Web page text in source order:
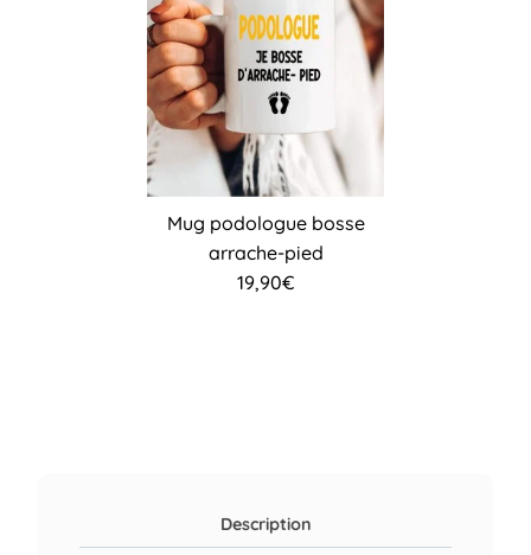
Mug podologue bosse
arrache-pied
19,90€
Description